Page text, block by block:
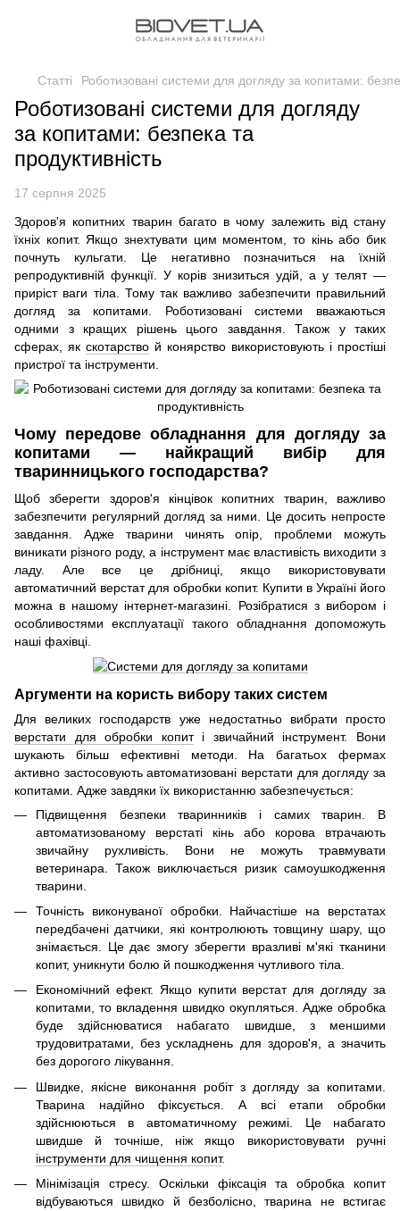
Статті Роботизовані системи для догляду за копитами:
Роботизовані системи для догляду
за копитами: безпека та
продуктивність
17 серпня 2025
Здоров'я копитних тварин багато в чому залежить від стану
їхніх копит. Якщо знехтувати цим моментом, то кінь або бик
почнуть кульгати. Це негативно позначиться на їхній
репродуктивній функції. У корів знизиться удій, а у телят —
приріст ваги тіла. Тому так важливо забезпечити правильний
догляд за копитами. Роботизовані системи вважаються
одними з кращих рішень цього завдання. Також у таких
сферах, як скотарство й конярство використовують і простіші
пристрої та інструменти.
Чому передове обладнання для догляду за
копитами — найкращий вибір для
тваринницького господарства?
Щоб зберегти здоров'я кінцівок копитних тварин, важливо
забезпечити регулярний догляд за ними. Це досить непросте
завдання. Адже тварини чинять опір, проблеми можуть
виникати різного роду, а інструмент має властивість виходити з
ладу. Але все це дрібниці, якщо використовувати
автоматичний верстат для обробки копит. Купити в Україні його
можна в нашому інтернет-магазині. Розібратися з вибором і
особливостями експлуатації такого обладнання допоможуть
наші фахівці.
Аргументи на користь вибору таких систем
Для великих господарств уже недостатньо вибрати просто
верстати для обробки копиті звичайний інструмент. Вони
шукають більш ефективні методи. На багатьох фермах
активно застосовують автоматизовані верстати для догляду за
копитами. Адже завдяки їх використанню забезпечується:
Підвищення безпеки тваринників і самих тварин. В
автоматизованому верстаті кінь або корова втрачають
звичайну рухливість. Вони не можуть травмувати
ветеринара. Також виключається ризик самоушкодження
тварини.
Точність виконуваної обробки. Найчастіше на верстатах
передбачені датчики, які контролюють товщину шару, що
знімається. Це дає змогу зберегти вразливі м'які тканини
копит, уникнути болю й пошкодження чутливого тіла.
Економічний ефект. Якщо купити верстат для догляду за
копитами, то вкладення швидко окупляться. Адже обробка
буде здійснюватися набагато швидше, з меншими
трудовитратами, без ускладнень для здоров'я, а значить
без дорогого лікування.
Швидке, якісне виконання робіт з догляду за копитами.
Тварина надійно фіксується. А всі етапи обробки
здійснюються в автоматичному режимі. Це набагато
швидше й точніше, ніж якщо використовувати ручні
інструменти для чищення копит.
Мінімізація стресу. Оскільки фіксація та обробка копит
відбуваються швидко й безболісно, тварина не встигає